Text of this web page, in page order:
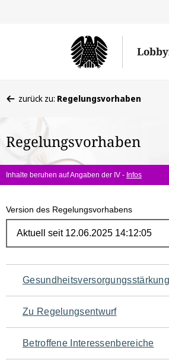
befinden
hier:
zurück zu: Regelungsvorhaben
Regelungsvorhaben
Inhalte beruhen auf Angaben der IV - Infos
Version des Regelungsvorhabens
Navigation
für
den
Seiteninhalt
Zu Regelungsentwurf
Betroffene Interessenbereiche